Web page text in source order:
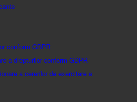
conform GDPR
a drepturilor conform GDPR
a cererilor de exercitare a